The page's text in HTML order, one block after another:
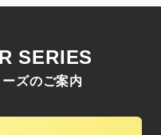
SERIES
ズのご案内